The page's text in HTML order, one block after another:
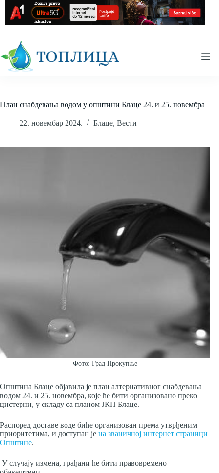
content
План снабдевања водом у општини Блаце 24. и 25. новембра
22. новембар 2024. Блаце, Вести
Фото: Град Прокупље
Општина Блаце објавила је план алтернативног снабдевања
водом 24. и 25. новембра, које ће бити организовано преко
цистерни, у складу са планом ЈКП Блаце.
Распоред доставе воде биће организован према утврђеним
приоритетима, и доступан је на званичној интернет страници
Општине.
У случају измена, грађани ће бити правовремено